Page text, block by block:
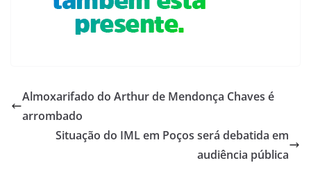
Almoxarifado do Arthur de Mendonça Chaves é
arrombado
Situação do IML em Poços será debatida em
audiência pública